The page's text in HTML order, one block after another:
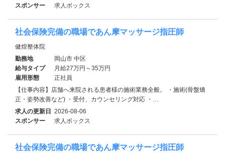
スポンサー
求人ボックス
社会保険完備の職場であん摩マッサージ指圧師
健煌整体院
勤務地
岡山市 中区
給与タイプ
月給27万円～35万円
雇用形態
正社員
【仕事内容】店舗へ来院される患者様の施術業務全般。 ・施術(骨盤矯
正・姿勢改善など) ・受付、カウンセリング対応 ・…
求人の更新日 2026-08-06
スポンサー
求人ボックス
社会保険完備の職場であん摩マッサージ指圧師